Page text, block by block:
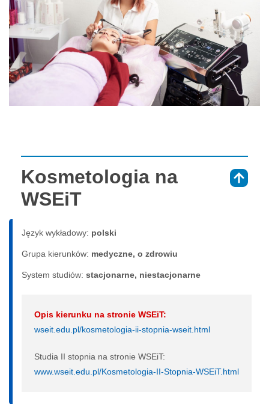
Kosmetologia na
WSEiT
Język wykładowy: polski
Grupa kierunków: medyczne, o zdrowiu
System studiów: sta­cjo­nar­ne, nie­sta­cjo­nar­ne
Opis kierunku na stronie WSEiT:
wseit.edu.pl/kosmetologia-ii-stopnia-wseit.html
Studia II stopnia na stronie WSEiT:
www.wseit.edu.pl/Kosmetologia-II-Stopnia-WSEiT.html